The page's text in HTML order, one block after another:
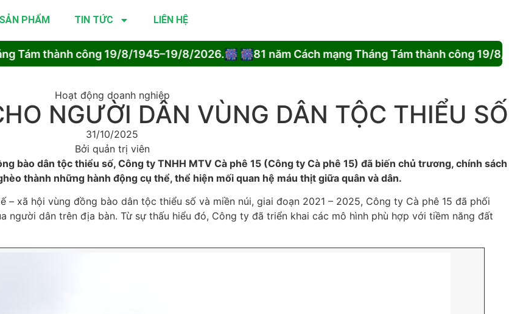
SẢN PHẨM TIN TỨC LIÊN HỆ
Tám thành công 19/8/1945–19/8/2026.🎆 🎆81 năm Cách mạng Tháng Tám thành công 19/8/
Hoạt động doanh nghiệp
NGƯỜI DÂN VÙNG DÂN TỘC THIỂU SỐ
31/10/2025
Bởi quản trị viên
bào dân tộc thiểu số, Công ty TNHH MTV Cà phê 15 (Công ty Cà phê 15) đã biến chủ trương, chính sách
thành những hành động cụ thể, thể hiện mối quan hệ máu thịt giữa quân và dân.
xã hội vùng đồng bào dân tộc thiểu số và miền núi, giai đoạn 2021 – 2025, Công ty Cà phê 15 đã phối
người dân trên địa bàn. Từ sự thấu hiểu đó, Công ty đã triển khai các mô hình phù hợp với tiềm năng đất